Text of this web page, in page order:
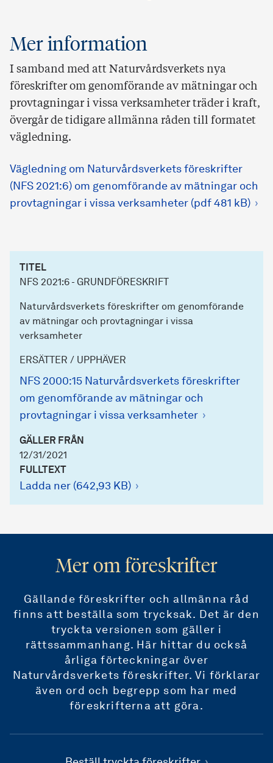
Mer information
I samband med att Naturvårdsverkets nya
föreskrifter om genomförande av mätningar och
provtagningar i vissa verksamheter träder i kraft,
övergår de tidigare allmänna råden till formatet
vägledning.
Vägledning om Naturvårdsverkets föreskrifter
(NFS 2021:6) om genomförande av mätningar och
provtagningar i vissa verksamheter (pdf 481 kB)
TITEL
NFS 2021:6 - GRUNDFÖRESKRIFT
Naturvårdsverkets föreskrifter om genomförande
av mätningar och provtagningar i vissa
verksamheter
ERSÄTTER / UPPHÄVER
NFS 2000:15 Naturvårdsverkets föreskrifter
om genomförande av mätningar och
provtagningar i vissa verksamheter
GÄLLER FRÅN
12/31/2021
FULLTEXT
Ladda ner (642,93 KB)
Mer om föreskrifter
Gällande föreskrifter och allmänna råd
finns att beställa som trycksak. Det är den
tryckta versionen som gäller i
rättssammanhang. Här hittar du också
årliga förteckningar över
Naturvårdsverkets föreskrifter. Vi förklarar
även ord och begrepp som har med
föreskrifterna att göra.